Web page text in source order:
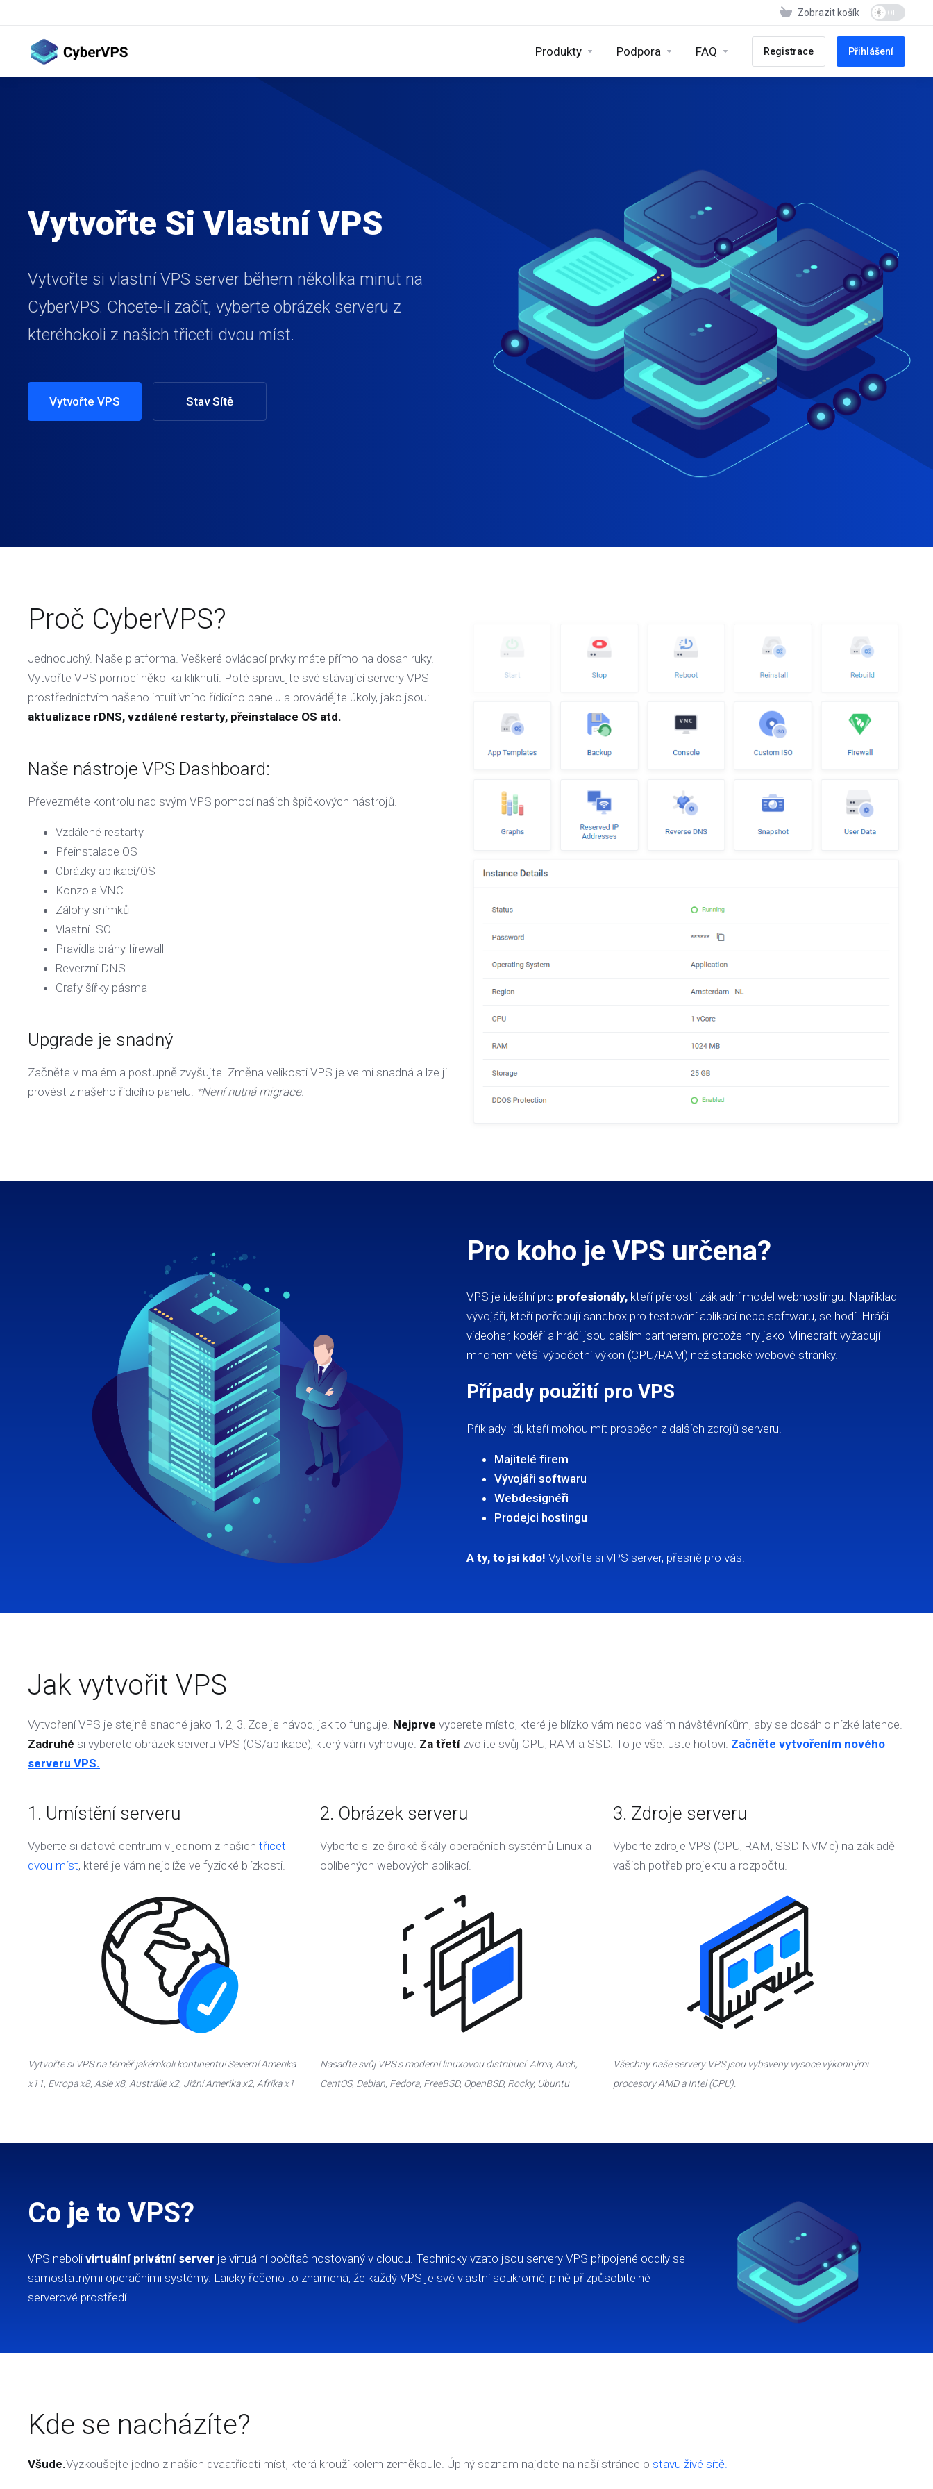
Zobrazit košík
Produkty Podpora FAQ Registrace Přihlášení
Vytvořte Si Vlastní VPS
Vytvořte si vlastní VPS server během několika minut na
CyberVPS. Chcete-li začít, vyberte obrázek serveru z
kteréhokoli z našich třiceti dvou míst.
Vytvořte VPS Stav Sítě
Proč CyberVPS?
Jednoduchý. Naše platforma. Veškeré ovládací prvky máte přímo na dosah ruky.
Vytvořte VPS pomocí několika kliknutí. Poté spravujte své stávající servery VPS
prostřednictvím našeho intuitivního řídicího panelu a provádějte úkoly, jako jsou:
aktualizace rDNS, vzdálené restarty, přeinstalace OS atd.
Naše nástroje VPS Dashboard:
Převezměte kontrolu nad svým VPS pomocí našich špičkových nástrojů.
Vzdálené restarty
Přeinstalace OS
Obrázky aplikací/OS
Konzole VNC
Zálohy snímků
Vlastní ISO
Pravidla brány firewall
Reverzní DNS
Grafy šířky pásma
Upgrade je snadný
Začněte v malém a postupně zvyšujte. Změna velikosti VPS je velmi snadná a lze ji
provést z našeho řídicího panelu. *Není nutná migrace.
Pro koho je VPS určena?
VPS je ideální pro profesionály, kteří přerostli základní model webhostingu. Například
vývojáři, kteří potřebují sandbox pro testování aplikací nebo softwaru, se hodí. Hráči
videoher, kodéři a hráči jsou dalším partnerem, protože hry jako Minecraft vyžadují
mnohem větší výpočetní výkon (CPU/RAM) než statické webové stránky.
Případy použití pro VPS
Příklady lidí, kteří mohou mít prospěch z dalších zdrojů serveru.
Majitelé firem
Vývojáři softwaru
Webdesignéři
Prodejci hostingu
A ty, to jsi kdo! Vytvořte si VPS server, přesně pro vás.
Jak vytvořit VPS
Vytvoření VPS je stejně snadné jako 1, 2, 3! Zde je návod, jak to funguje. Nejprve vyberete místo, které je blízko vám nebo vašim návštěvníkům, aby se dosáhlo nízké latence.
Zadruhé si vyberete obrázek serveru VPS (OS/aplikace), který vám vyhovuje. Za třetí zvolíte svůj CPU, RAM a SSD. To je vše. Jste hotovi. Začněte vytvořením nového
serveru VPS.
1. Umístění serveru
Vyberte si datové centrum v jednom z našich třiceti
dvou míst, které je vám nejblíže ve fyzické blízkosti.
Vytvořte si VPS na téměř jakémkoli kontinentu! Severní Amerika
x11, Evropa x8, Asie x8, Austrálie x2, Jižní Amerika x2, Afrika x1
2. Obrázek serveru
Vyberte si ze široké škály operačních systémů Linux a
oblíbených webových aplikací.
Nasaďte svůj VPS s moderní linuxovou distribucí: Alma, Arch,
CentOS, Debian, Fedora, FreeBSD, OpenBSD, Rocky, Ubuntu
3. Zdroje serveru
Vyberte zdroje VPS (CPU, RAM, SSD NVMe) na základě
vašich potřeb projektu a rozpočtu.
Všechny naše servery VPS jsou vybaveny vysoce výkonnými
procesory AMD a Intel (CPU).
Co je to VPS?
VPS neboli virtuální privátní server je virtuální počítač hostovaný v cloudu. Technicky vzato jsou servery VPS připojené oddíly se
samostatnými operačními systémy. Laicky řečeno to znamená, že každý VPS je své vlastní soukromé, plně přizpůsobitelné
serverové prostředí.
Kde se nacházíte?
Všude.Vyzkoušejte jedno z našich dvaatřiceti míst, která krouží kolem zeměkoule. Úplný seznam najdete na naší stránce o stavu živé sítě.